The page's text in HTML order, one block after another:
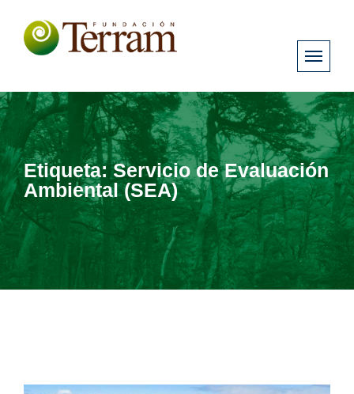
Etiqueta:Servicio de Evaluación
Ambiental (SEA)